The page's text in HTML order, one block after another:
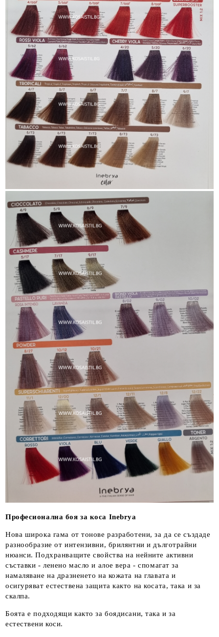
Професионална боя за коса Inebrya
Нова широка гама от тонове разработени, за да се създаде
разнообразие от интензивни, брилянтни и дълготрайни
нюанси. Подхранващите свойства на нейните активни
съставки - ленено масло и алое вера - спомагат за
намаляване на дразненето на кожата на главата и
осигуряват естествена защита както на косата, така и за
скалпа.
Боята е подходящи както за боядисани, така и за
естествени коси.